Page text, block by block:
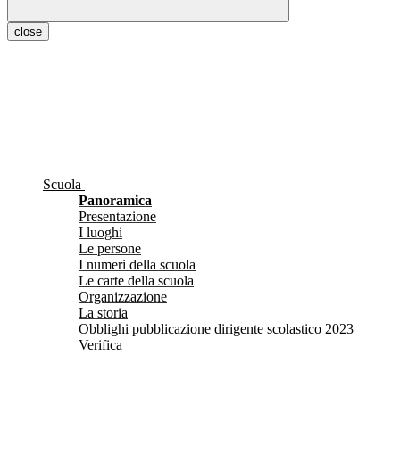
close
Scuola
Panoramica
Presentazione
I luoghi
Le persone
I numeri della scuola
Le carte della scuola
Organizzazione
La storia
Obblighi pubblicazione dirigente scolastico 2023
Verifica